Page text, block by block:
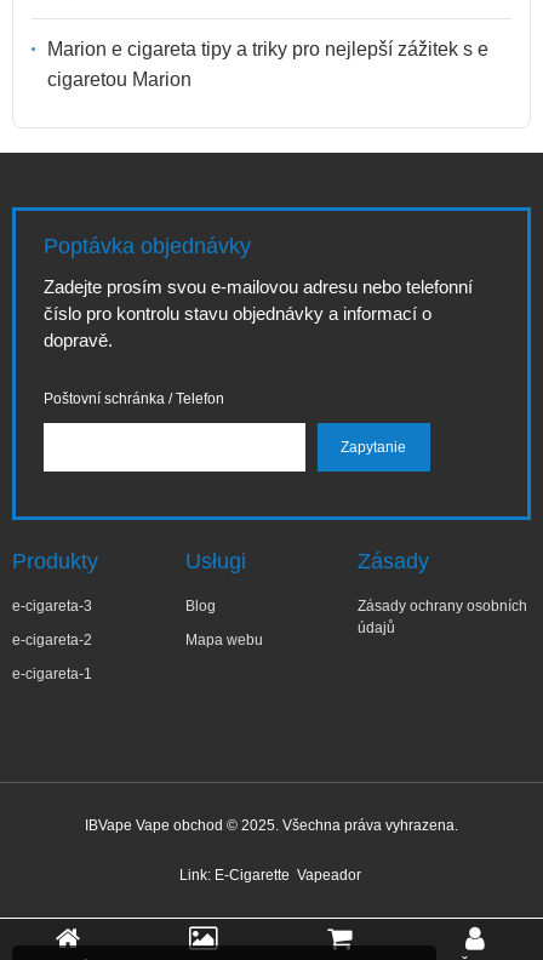
Marion e cigareta tipy a triky pro nejlepší zážitek s e
cigaretou Marion
Poptávka objednávky
Zadejte prosím svou e-mailovou adresu nebo telefonní
číslo pro kontrolu stavu objednávky a informací o
dopravě.
Poštovní schránka / Telefon
Produkty
e-cigareta-3
e-cigareta-2
e-cigareta-1
Usługi
Blog
Mapa webu
Zásady
Zásady ochrany osobních
údajů
IBVape Vape obchod © 2025. Všechna práva vyhrazena.
Link: E-Cigarette Vapeador
✕
Magd***na
Před 1 hodinou